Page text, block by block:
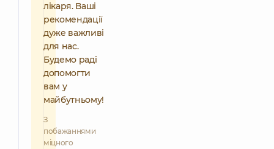
лікаря. Ваші
рекомендації
дуже важливі
для нас.
Будемо раді
допомогти
вам у
майбутньому!
З
побажаннями
міцного